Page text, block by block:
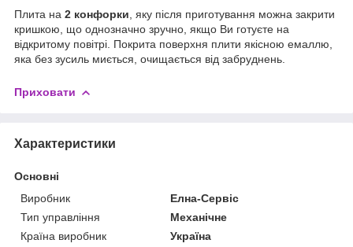
Плита на 2 конфорки , яку після приготування можна закрити
кришкою, що однозначно зручно, якщо Ви готуєте на
відкритому повітрі. Покрита поверхня плити якісною емаллю,
яка без зусиль миється, очищається від забруднень.
Приховати
Характеристики
Основні
Виробник
Елна-Сервіс
Тип управління
Механічне
Країна виробник
Україна